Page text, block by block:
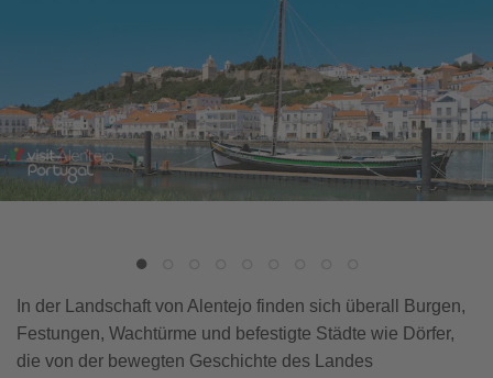
In der Landschaft von Alentejo finden sich überall Burgen,
Festungen, Wachtürme und befestigte Städte wie Dörfer,
die von der bewegten Geschichte des Landes